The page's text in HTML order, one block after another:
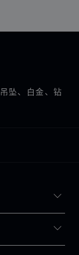
坠、白金、钻